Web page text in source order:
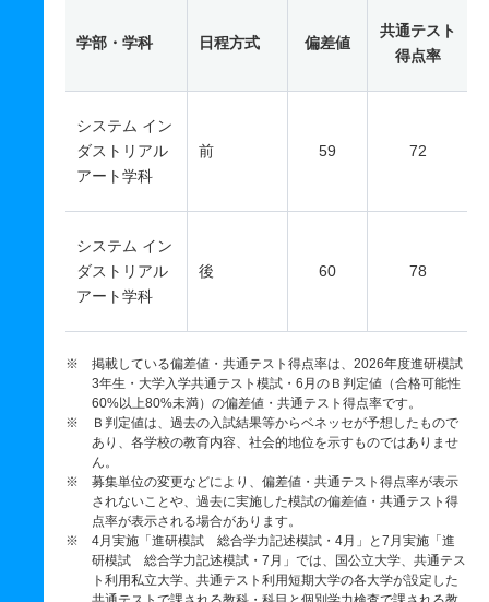
学部・学科 日程方式 偏差値
共通テスト
得点率
システム イン
ダストリアル
アート学科
前 59 72
システム イン
ダストリアル
アート学科
後 60 78
※ 掲載している偏差値・共通テスト得点率は、2026年度進研模試
3年生・大学入学共通テスト模試・6月のＢ判定値（合格可能性
60%以上80%未満）の偏差値・共通テスト得点率です。
※ Ｂ判定値は、過去の入試結果等からベネッセが予想したもので
あり、各学校の教育内容、社会的地位を示すものではありませ
ん。
※ 募集単位の変更などにより、偏差値・共通テスト得点率が表示
されないことや、過去に実施した模試の偏差値・共通テスト得
点率が表示される場合があります。
※ 4月実施「進研模試 総合学力記述模試・4月」と7月実施「進
研模試 総合学力記述模試・7月」では、国公立大学、共通テス
ト利用私立大学、共通テスト利用短期大学の各大学が設定した